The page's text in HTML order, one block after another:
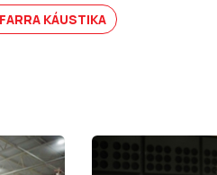
KÁUSTIKA